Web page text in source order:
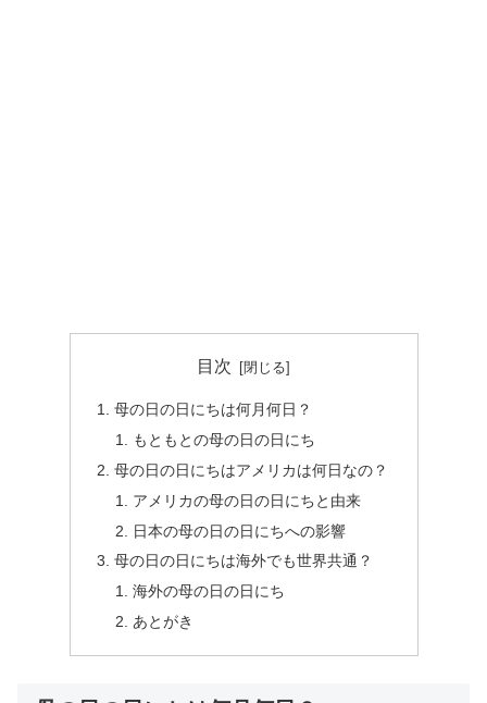
目次
母の日の日にちは何月何日？
もともとの母の日の日にち
母の日の日にちはアメリカは何日なの？
アメリカの母の日の日にちと由来
日本の母の日の日にちへの影響
母の日の日にちは海外でも世界共通？
海外の母の日の日にち
あとがき